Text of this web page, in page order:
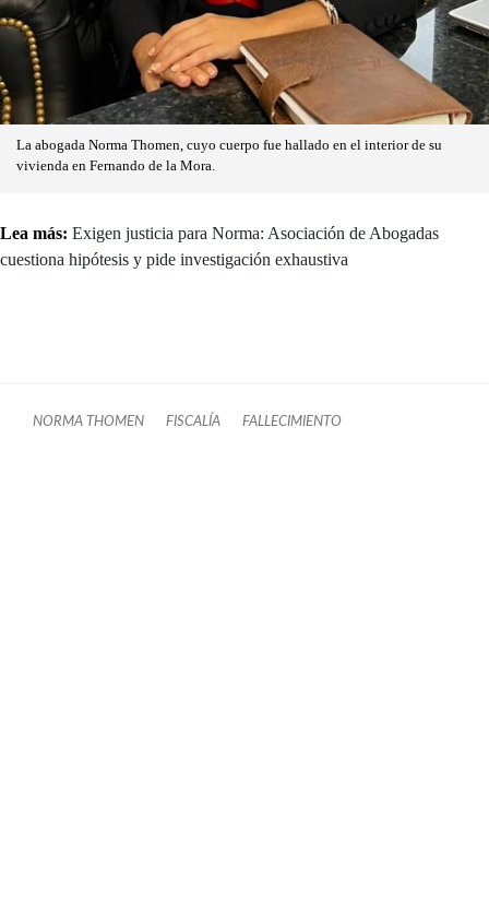
La abogada Norma Thomen, cuyo cuerpo fue hallado en el interior de su
vivienda en Fernando de la Mora.
Lea más: Exigen justicia para Norma: Asociación de Abogadas
cuestiona hipótesis y pide investigación exhaustiva
NORMA THOMEN FISCALÍA FALLECIMIENTO